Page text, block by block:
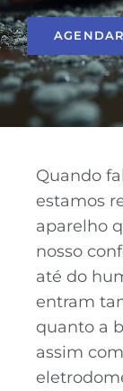
Quando
estamos
aparelho
nosso
até do
entram
quanto a
assim